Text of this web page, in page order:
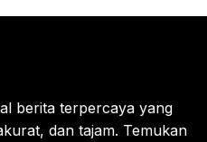
berita terpercaya yang
dan tajam. Temukan